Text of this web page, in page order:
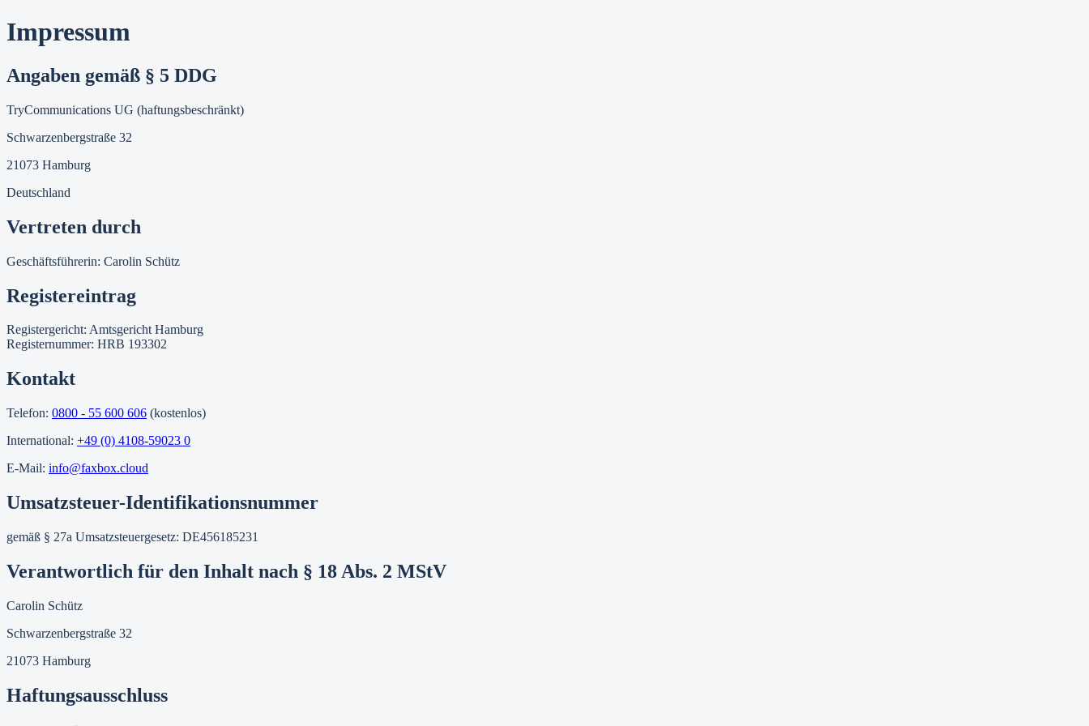
Impressum
Angaben gemäß § 5 DDG
TryCommunications UG (haftungsbeschränkt)
Schwarzenbergstraße 32
21073 Hamburg
Deutschland
Vertreten durch
Geschäftsführerin: Carolin Schütz
Registereintrag
Registergericht: Amtsgericht Hamburg
Registernummer: HRB 193302
Kontakt
Telefon: 0800 - 55 600 606 (kostenlos)
International: +49 (0) 4108-59023 0
E-Mail: info@faxbox.cloud
Umsatzsteuer-Identifikationsnummer
gemäß § 27a Umsatzsteuergesetz: DE456185231
Verantwortlich für den Inhalt nach § 18 Abs. 2 MStV
Carolin Schütz
Schwarzenbergstraße 32
21073 Hamburg
Haftungsausschluss